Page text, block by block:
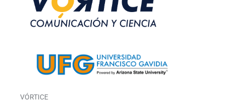
VÓRTICE